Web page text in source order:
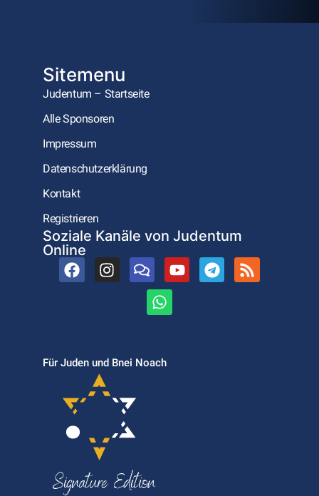
Sitemenu
Judentum – Startseite
Alle Sponsoren
Impressum
Datenschutzerklärung
Kontakt
Registrieren
Soziale Kanäle von Judentum
Online
Für Juden und Bnei Noach